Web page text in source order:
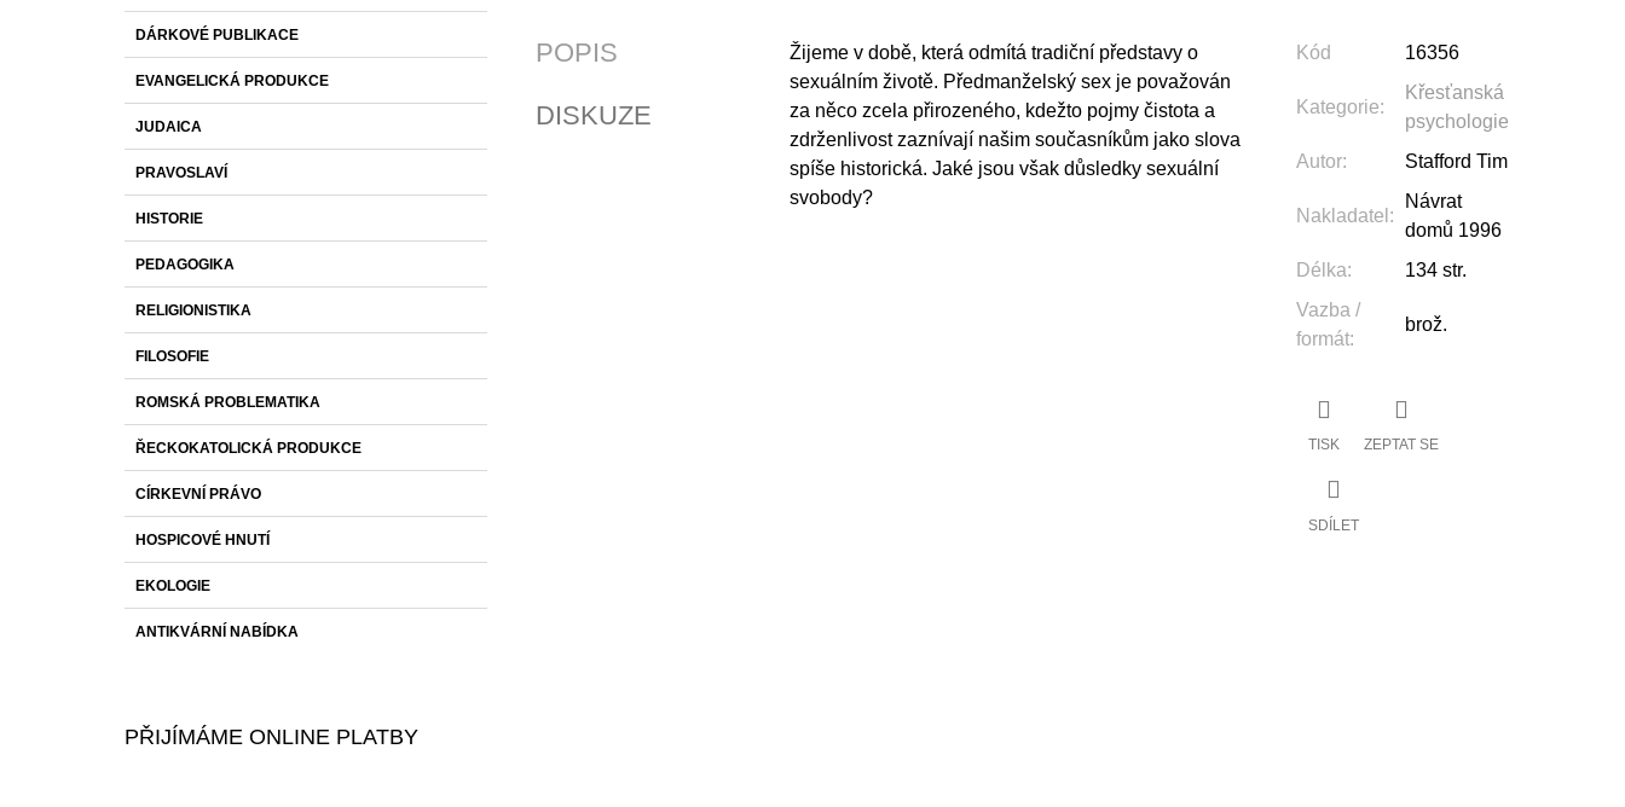
DÁRKOVÉ PUBLIKACE
EVANGELICKÁ PRODUKCE
JUDAICA
PRAVOSLAVÍ
HISTORIE
PEDAGOGIKA
RELIGIONISTIKA
FILOSOFIE
ROMSKÁ PROBLEMATIKA
ŘECKOKATOLICKÁ PRODUKCE
CÍRKEVNÍ PRÁVO
HOSPICOVÉ HNUTÍ
EKOLOGIE
ANTIKVÁRNÍ NABÍDKA
PŘIJÍMÁME ONLINE PLATBY
POPIS
DISKUZE
Žijeme v době, která odmítá tradiční představy o
sexuálním životě. Předmanželský sex je považován
za něco zcela přirozeného, kdežto pojmy čistota a
zdrženlivost zaznívají našim současníkům jako slova
spíše historická. Jaké jsou však důsledky sexuální
svobody?
Kód 16356
Kategorie:
Křesťanská
psychologie
Autor: Stafford Tim
Nakladatel :
Návrat
domů 1996
Délka:
134 str.
Vazba /
formát:
brož.
TISK ZEPTAT SE
SDÍLET